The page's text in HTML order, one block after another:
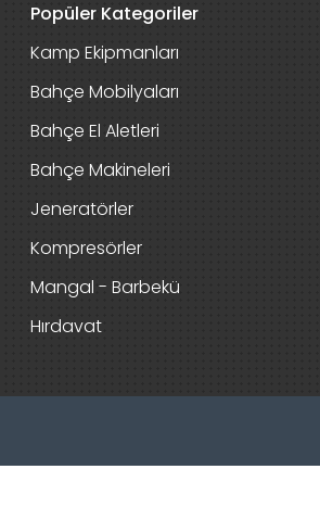
Popüler Kategoriler
Kamp Ekipmanları
Bahçe Mobilyaları
Bahçe El Aletleri
Bahçe Makineleri
Jeneratörler
Kompresörler
Mangal - Barbekü
Hırdavat